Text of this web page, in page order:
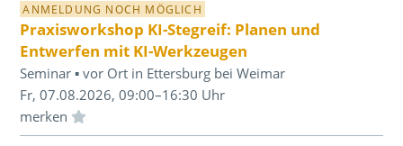
ANMELDUNG NOCH MÖGLICH
Praxisworkshop KI-Stegreif: Planen und
Entwerfen mit KI-Werkzeugen
Seminar ▪ vor Ort in Ettersburg bei Weimar
Fr, 07.08.2026, 09:00–16:30 Uhr
Einloggen und Merkliste benutzen